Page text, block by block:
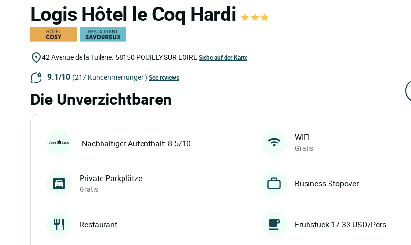
Logis Hôtel le Coq Hardi
42 Avenue de la Tuilerie. 58150 POUILLY SUR LOIRESiehe auf der Karte
9.1/10 (217 Kundenmeinungen) See reviews
Die Unverzichtbaren
Nachhaltiger Aufenthalt: 8.5/10
WIFI
Gratis
Private Parkplätze
Gratis
Business Stopover
Restaurant Frühstück 17.33 USD/Pers